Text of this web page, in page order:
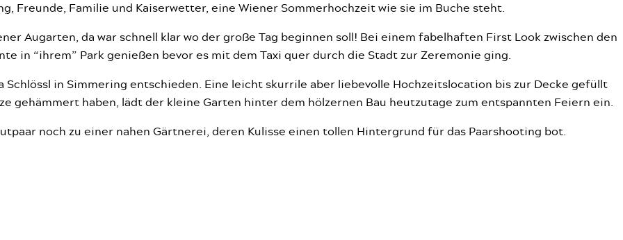
Freunde, Familie und Kaiserwetter, eine Wiener Sommerhochzeit wie sie im Buche steht.
Augarten, da war schnell klar wo der große Tag beginnen soll! Bei einem fabelhaften First Look zwischen den
in “ihrem” Park genießen bevor es mit dem Taxi quer durch die Stadt zur Zeremonie ging.
Schlössl in Simmering entschieden. Eine leicht skurrile aber liebevolle Hochzeitslocation bis zur Decke gefüllt
gehämmert haben, lädt der kleine Garten hinter dem hölzernen Bau heutzutage zum entspannten Feiern ein.
noch zu einer nahen Gärtnerei, deren Kulisse einen tollen Hintergrund für das Paarshooting bot.